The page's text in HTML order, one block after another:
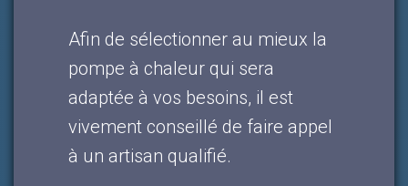
Afin de sélectionner au mieux la
pompe à chaleur qui sera
adaptée à vos besoins, il est
vivement conseillé de faire appel
à un artisan qualifié.